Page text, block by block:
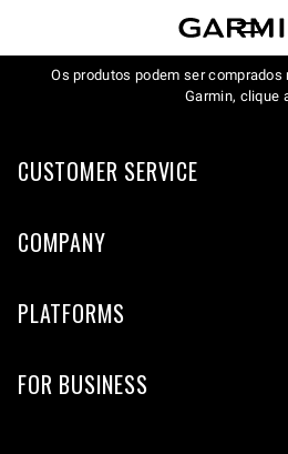
Os produtos podem ser
Garmin, clique
CUSTOMER SERVICE
COMPANY
PLATFORMS
FOR BUSINESS